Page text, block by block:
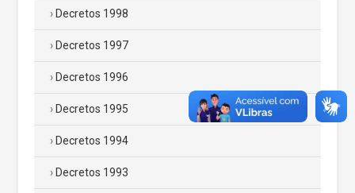
Decretos 1998
Decretos 1997
Decretos 1996
Decretos 1995
Decretos 1994
Decretos 1993